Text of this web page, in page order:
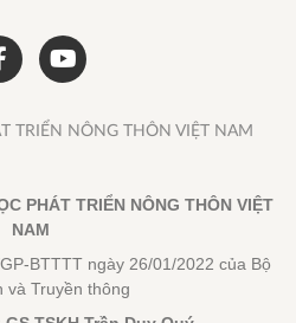
TRIỂN NÔNG THÔN VIỆT NAM
PHÁT TRIỂN NÔNG THÔN VIỆT
NAM
BTTTT ngày 26/01/2022 của Bộ
và Truyền thông